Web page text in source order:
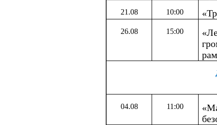
21.08 10:00
26.08 15:00
04.08 11:00